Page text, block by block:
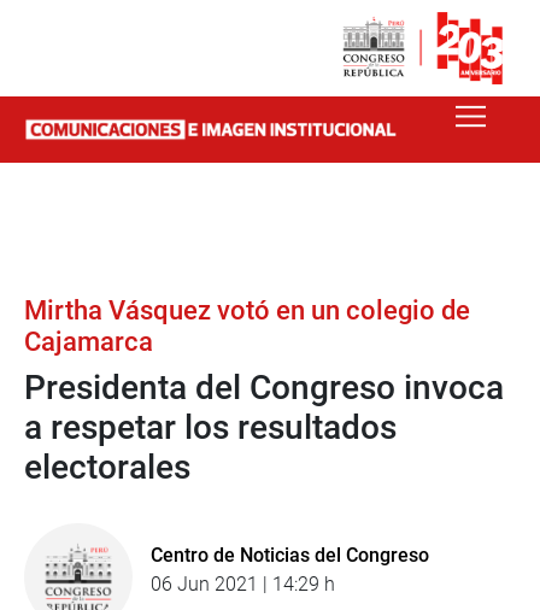
Mirtha Vásquez votó en un colegio de
Cajamarca
Presidenta del Congreso invoca
a respetar los resultados
electorales
Centro de Noticias del Congreso
06 Jun 2021 | 14:29 h